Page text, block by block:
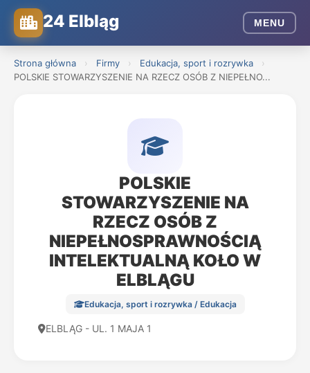
24 Elbląg MENU
Strona główna › Firmy › Edukacja, sport i rozrywka
›
POLSKIE STOWARZYSZENIE NA RZECZ OSÓB Z NIEPEŁNO...
POLSKIE
STOWARZYSZENIE NA
RZECZ OSÓB Z
NIEPEŁNOSPRAWNOŚCIĄ
INTELEKTUALNĄ KOŁO W
ELBLĄGU
Edukacja, sport i rozrywka / Edukacja
ELBLĄG - UL. 1 MAJA 1